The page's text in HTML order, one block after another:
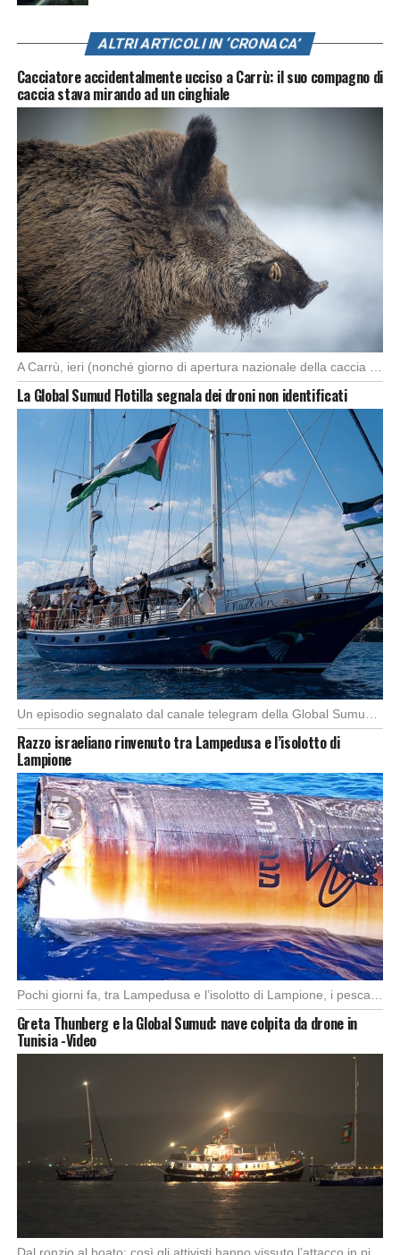
ALTRI ARTICOLI IN ‘CRONACA’
Cacciatore accidentalmente ucciso a Carrù: il suo compagno di
caccia stava mirando ad un cinghiale
La Global Sumud Flotilla segnala dei droni non identificati
Razzo israeliano rinvenuto tra Lampedusa e l’isolotto di
Lampione
Pochi giorni fa, tra Lampedusa e l’isolotto di Lampione, i pescatori del motopeschereccio Andrea Doria […]
Greta Thunberg e la Global Sumud: nave colpita da drone in
Tunisia -Video